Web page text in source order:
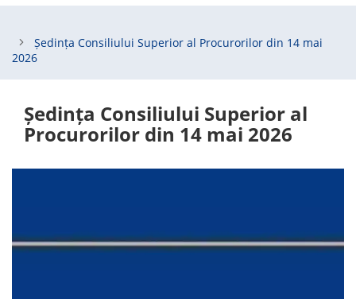
Ședința Consiliului Superior al Procurorilor din 14 mai
2026
Ședința Consiliului Superior al
Procurorilor din 14 mai 2026